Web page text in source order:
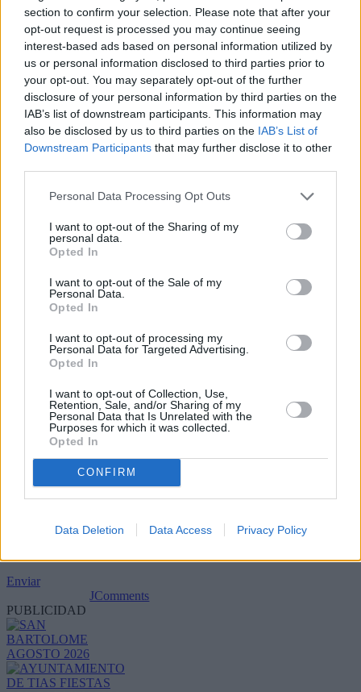
section to confirm your selection. Please note that after your
opt-out request is processed you may continue seeing
interest-based ads based on personal information utilized by
us or personal information disclosed to third parties prior to
your opt-out. You may separately opt-out of the further
disclosure of your personal information by third parties on the
IAB’s list of downstream participants. This information may
also be disclosed by us to third parties on the IAB’s List of
Downstream Participants that may further disclose it to other
Personal Data Processing Opt Outs
I want to opt-out of the Sharing of my
personal data.
Opted In
I want to opt-out of the Sale of my
Personal Data.
Opted In
I want to opt-out of processing my
Personal Data for Targeted Advertising.
Opted In
I want to opt-out of Collection, Use,
Retention, Sale, and/or Sharing of my
Personal Data that Is Unrelated with the
Purposes for which it was collected.
Opted In
CONFIRM
Data Deletion Data Access Privacy Policy
horas y de 16:00 a 19:00 horas.
El sábado la competición se inicia a
partir de las 15:00 horas con la prueba
de 2.000 metros para las categorías
infantil, junior y máster, y dar paso a
continuación a las pruebas de
prebenjamines, benjamines y alevines,
la prueba de relevos mixta 4x200
metros, y la prueba “Los Campeones”,
componentes de la Asociación
procederá a la entrega de medallas y
habrá un pequeño refrigerio para los
participantes.
Escribir un comentario
(requerido)
Enviar
JComments
PUBLICIDAD